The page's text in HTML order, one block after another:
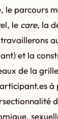
le parcours
le care, la
et la
de la
à